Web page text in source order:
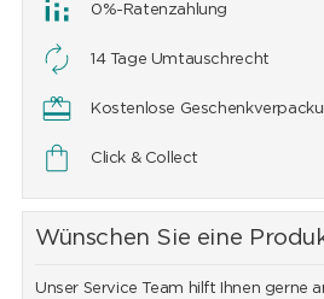
0%-Ratenzahlung
14 Tage Umtauschrecht
Kostenlose
Click & Collect
Wünschen Sie eine
Unser Service Team hilft Ihnen gerne